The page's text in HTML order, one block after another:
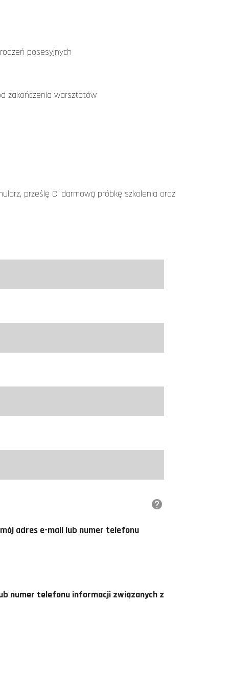
posesyjnych
zakończenia warsztatów
prześlę Ci darmową próbkę szkolenia oraz
adres e-mail lub numer telefonu
numer telefonu informacji związanych z